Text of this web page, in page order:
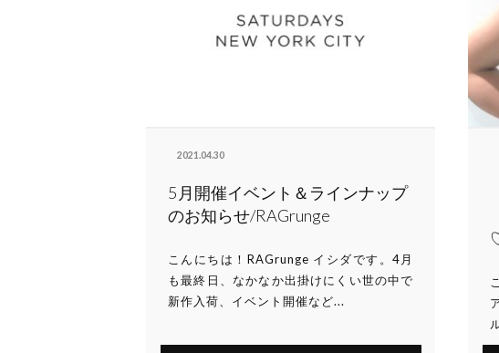
2021.04.30
5月開催イベント＆ラインナップ
のお知らせ/RAGrunge
こんにちは！RAGrunge イシダです。4月
も最終日、なかなか出掛けにくい世の中で
新作入荷、イベント開催など...